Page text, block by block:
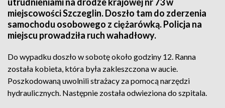
miejscowości Szczeglin. Doszło tam do zderzenia
samochodu osobowego z ciężarówką. Policja na
miejscu prowadziła ruch wahadłowy.
Do wypadku doszło w sobotę około godziny 12. Ranna
została kobieta, która była zakleszczona w aucie.
Poszkodowaną uwolnili strażacy za pomocą narzędzi
hydraulicznych. Następnie została odwieziona do szpitala.